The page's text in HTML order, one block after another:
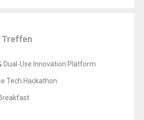
Dual-Use Innovation Platform
Tech Hackathon